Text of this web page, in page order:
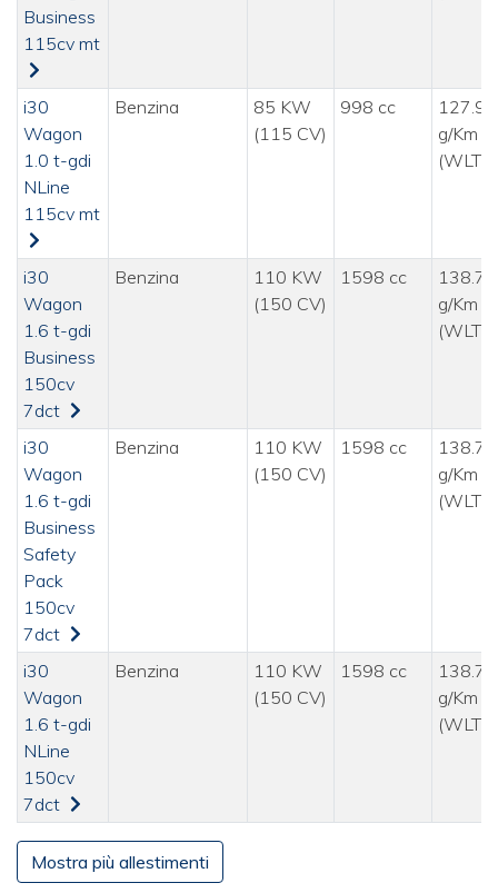
Business
115cv mt
i30
Wagon
1.0 t-gdi
NLine
115cv mt
Benzina
85 KW
(115 CV)
998 cc
127.90
g/Km
(WLTP)
i30
Wagon
1.6 t-gdi
Business
150cv
7dct
Benzina
110 KW
(150 CV)
1598 cc
138.70
g/Km
(WLTP)
i30
Wagon
1.6 t-gdi
Business
Safety
Pack
150cv
7dct
Benzina
110 KW
(150 CV)
1598 cc
138.70
g/Km
(WLTP)
i30
Wagon
1.6 t-gdi
NLine
150cv
7dct
Benzina
110 KW
(150 CV)
1598 cc
138.70
g/Km
(WLTP)
Mostra più allestimenti